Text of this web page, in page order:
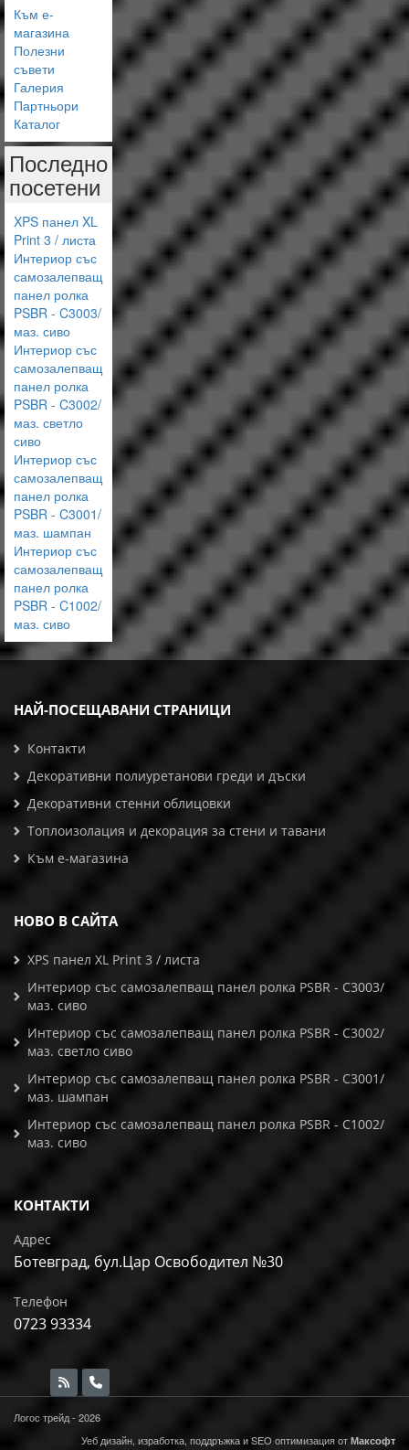
Към е-
магазина
Полезни
съвети
Галерия
Партньори
Каталог
Последно
посетени
XPS панел XL
Print 3 / листа
Интериор със
самозалепващ
панел ролка
PSBR - C3003/
маз. сиво
Интериор със
самозалепващ
панел ролка
PSBR - C3002/
маз. светло
сиво
Интериор със
самозалепващ
панел ролка
PSBR - C3001/
маз. шампан
Интериор със
самозалепващ
панел ролка
PSBR - C1002/
маз. сиво
НАЙ-ПОСЕЩАВАНИ СТРАНИЦИ
Контакти
Декоративни полиуретанови греди и дъски
Декоративни стенни облицовки
Топлоизолация и декорация за стени и тавани
Към е-магазина
НОВО В САЙТА
XPS панел XL Print 3 / листа
Интериор със самозалепващ панел ролка PSBR - C3003/
маз. сиво
Интериор със самозалепващ панел ролка PSBR - C3002/
маз. светло сиво
Интериор със самозалепващ панел ролка PSBR - C3001/
маз. шампан
Интериор със самозалепващ панел ролка PSBR - C1002/
маз. сиво
КОНТАКТИ
Адрес
Ботевград, бул.Цар Освободител №30
Телефон
0723 93334
Логос трейд - 2026
Уеб дизайн, изработка, поддръжка иSEO оптимизация от Максофт